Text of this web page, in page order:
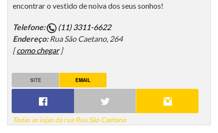
encontrar o vestido de noiva dos seus sonhos!
Telefone:
(11) 3311-6622
Endereço: Rua São Caetano, 264
[como chegar]
SITE EMAIL
Todas as lojas da rua Rua São Caetano